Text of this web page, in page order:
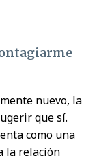
nuevo, la
que sí.
como una
la relación